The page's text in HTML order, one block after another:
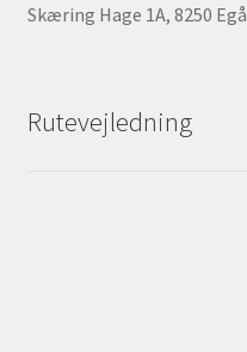
Skæring Hage 1A, 8250 Egå
Rutevejledning